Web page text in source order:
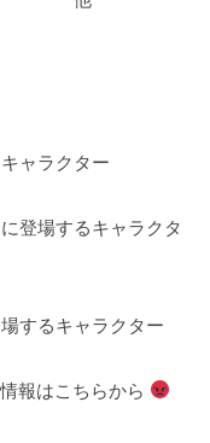
ャラクター
場するキャラクタ
るキャラクター
報はこちらから